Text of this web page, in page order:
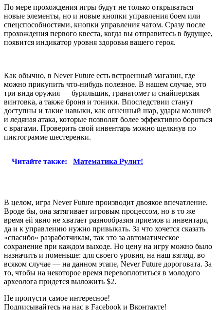
По мере прохождения игры будут не только открываться
новые элементы, но и новые кнопки управления боем или
спецспособностями, кнопки управления чатом. Сразу после
прохождения первого квеста, когда вы отправитесь в будущее,
появится индикатор уровня здоровья вашего героя.
Как обычно, в Never Future есть встроенный магазин, где
можно прикупить что-нибудь полезное. В нашем случае, это
три вида оружия — бурильщик, гранатомет и снайперская
винтовка, а также броня и тоники. Впоследствии станут
доступны и такие навыки, как огненный шар, удары молнией
и ледяная атака, которые позволят более эффективно бороться
с врагами. Проверить свой инвентарь можно щелкнув по
пиктограмме шестеренки.
Читайте также: Математика Рулит!
В целом, игра Never Future производит двоякое впечатление.
Вроде бы, она затягивает игровым процессом, но в то же
время ей явно не хватает разнообразия приемов и инвентаря,
да и к управлению нужно привыкать. За что хочется сказать
«спасибо» разработчикам, так это за автоматическое
сохранение при каждом выходе. Но цену на игру можно было
назначить и поменьше: для своего уровня, на наш взгляд, во
всяком случае — на данном этапе, Never Future дороговата. За
то, чтобы на некоторое время перевоплотиться в молодого
археолога придется выложить $2.
Не пропусти самое интересное!
Подписывайтесь на нас в Facebook и Вконтакте!